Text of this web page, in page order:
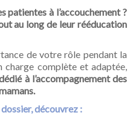
patientes à l’accouchement ?
au long de leur rééducation
de votre rôle pendant la
charge complète et adaptée,
à l’accompagnement des
découvrez :